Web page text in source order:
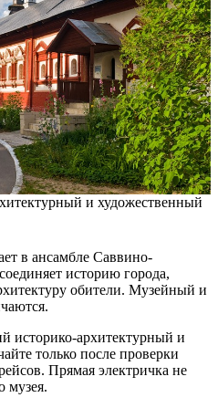
и художественный
в ансамбле Саввино-
историю города,
обители. Музейный и
историко-архитектурный и
только после проверки
Прямая электричка не
музея.